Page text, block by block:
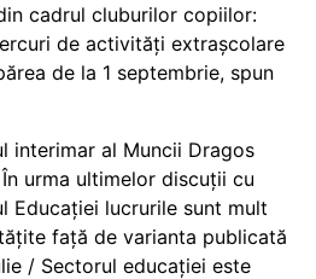
cadrul cluburilor copiilor:
de activități extrașcolare
de la 1 septembrie, spun
interimar al Muncii Dragos
În urma ultimelor discuții cu
Educației lucrurile sunt mult
față de varianta publicată
/ Sectorul educației este